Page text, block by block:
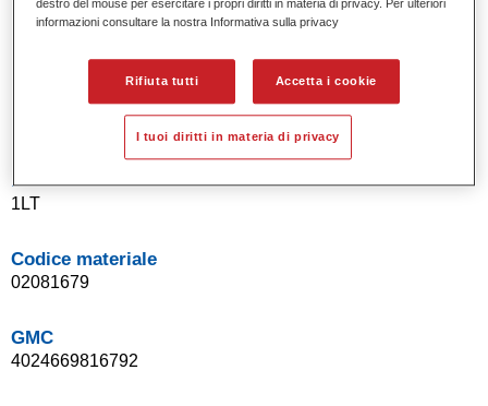
Colori pastello, metallizzati e perlati.
Buona opacità.
Sistema di basi opache a solvente Standox.
Facile da sfumare.
Product Variant
1LT
Codice materiale
02081679
GMC
4024669816792
destro del mouse per esercitare i propri diritti in materia di privacy. Per ulteriori
informazioni consultare la nostra Informativa sulla privacy
Rifiuta tutti Accetta i cookie
I tuoi diritti in materia di privacy